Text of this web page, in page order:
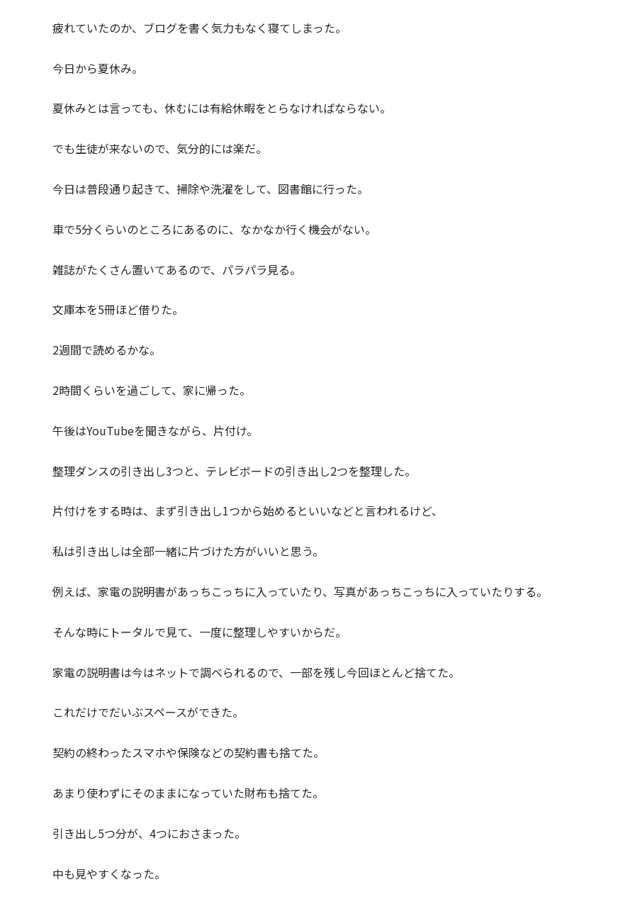
疲れていたのか、ブログを書く気力もなく寝てしまった。
今日から夏休み。
夏休みとは言っても、休むには有給休暇をとらなければならない。
でも生徒が来ないので、気分的には楽だ。
今日は普段通り起きて、掃除や洗濯をして、図書館に行った。
車で5分くらいのところにあるのに、なかなか行く機会がない。
雑誌がたくさん置いてあるので、パラパラ見る。
文庫本を5冊ほど借りた。
2週間で読めるかな。
2時間くらいを過ごして、家に帰った。
午後はYouTubeを聞きながら、片付け。
整理ダンスの引き出し3つと、テレビボードの引き出し2つを整理した。
片付けをする時は、まず引き出し1つから始めるといいなどと言われるけど、
私は引き出しは全部一緒に片づけた方がいいと思う。
例えば、家電の説明書があっちこっちに入っていたり、写真があっちこっちに入っていたりする。
そんな時にトータルで見て、一度に整理しやすいからだ。
家電の説明書は今はネットで調べられるので、一部を残し今回ほとんど捨てた。
これだけでだいぶスペースができた。
契約の終わったスマホや保険などの契約書も捨てた。
あまり使わずにそのままになっていた財布も捨てた。
引き出し5つ分が、4つにおさまった。
中も見やすくなった。